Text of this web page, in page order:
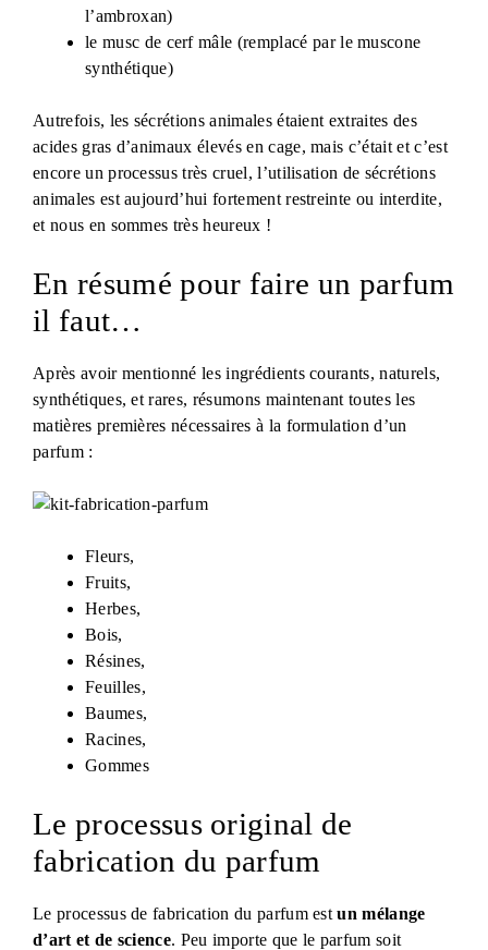
l’ambroxan)
le musc de cerf mâle (remplacé par le muscone
synthétique)
Autrefois, les sécrétions animales étaient extraites des
acides gras d’animaux élevés en cage, mais c’était et c’est
encore un processus très cruel, l’utilisation de sécrétions
animales est aujourd’hui fortement restreinte ou interdite,
et nous en sommes très heureux !
En résumé pour faire un parfum
il faut…
Après avoir mentionné les ingrédients courants, naturels,
synthétiques, et rares, résumons maintenant toutes les
matières premières nécessaires à la formulation d’un
parfum :
Fleurs,
Fruits,
Herbes,
Bois,
Résines,
Feuilles,
Baumes,
Racines,
Gommes
Le processus original de
fabrication du parfum
Le processus de fabrication du parfum estun mélange
d’art et de science. Peu importe que le parfum soit